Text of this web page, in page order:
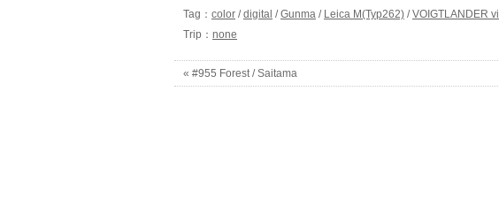
Tag： color /digital /Gunma / Leica M(Typ262) /VOIGTLANDER
Trip： none
« #955 Forest / Saitama